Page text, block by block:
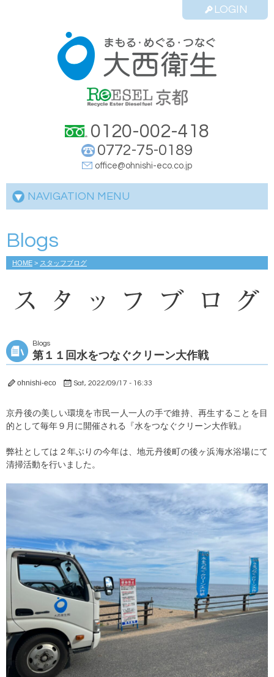
LOGIN
0120-002-418
0772-75-0189
office@ohnishi-eco.co.jp
NAVIGATION MENU
Blogs
HOME > スタッフブログ
Blogs
第１１回水をつなぐクリーン大作戦
ohnishi-eco Sat, 2022/09/17 - 16:33
京丹後の美しい環境を市民一人一人の手で維持、再生することを目
的として毎年９月に開催される『水をつなぐクリーン大作戦』
弊社としては２年ぶりの今年は、地元丹後町の後ヶ浜海水浴場にて
清掃活動を行いました。